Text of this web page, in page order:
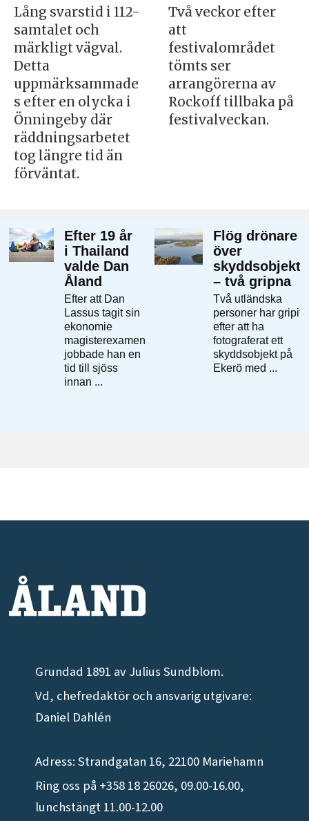
Lång svarstid i 112-
samtalet och
märkligt vägval.
Detta
uppmärksammade
s efter en olycka i
Önningeby där
räddningsarbetet
tog längre tid än
förväntat.
Två veckor efter
att
festivalområdet
tömts ser
arrangörerna av
Rockoff tillbaka på
festivalveckan.
Grundad 1891 av Julius Sundblom.
Vd, chefredaktör och ansvarig utgivare:
Daniel Dahlén
Adress: Strandgatan 16, 22100 Mariehamn
Ring oss på +358 18 26026, 09.00-16.00,
lunchstängt 11.00-12.00